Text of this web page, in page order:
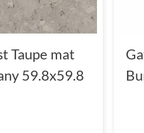
Taupe mat
59.8x59.8